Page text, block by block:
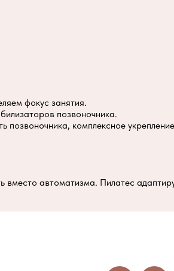
фокус занятия.
позвоночника.
комплексное
вместо автоматизма. Пилатес